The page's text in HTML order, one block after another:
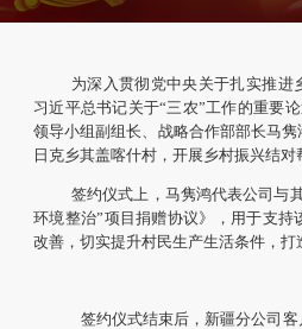
为深入贯彻党中央关于扎实推进
习近平总书记关于“三农”工作的重要
领导小组副组长、战略合作部部长马
日克乡其盖喀什村，开展乡村振兴结对
签约仪式上，马隽鸿代表公司与
环境整治”项目捐赠协议》，用于支持
改善，切实提升村民生产生活条件，打
签约仪式结束后，新疆分公司